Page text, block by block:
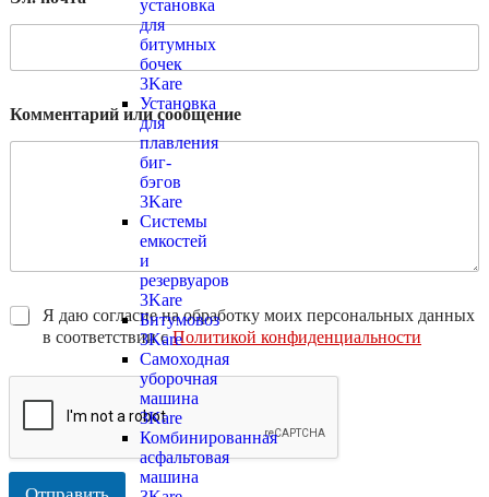
установка
для
битумных
бочек
3Kare
Установка
для
плавления
биг-
бэгов
3Kare
Системы
емкостей
и
резервуаров
3Kare
Битумовоз
3Kare
Самоходная
уборочная
машина
3Kare
Комбинированная
асфальтовая
машина
Комментарий или сообщение
Я даю согласие на обработку моих персональных данных
в соответствии сПолитикой конфиденциальности